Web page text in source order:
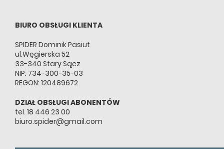
BIURO OBSŁUGI KLIENTA
SPIDER Dominik Pasiut
ul.Węgierska 52
33-340 Stary Sącz
NIP: 734-300-35-03
REGON: 120489672
DZIAŁ OBSŁUGI ABONENTÓW
tel. 18 446 23 00
biuro.spider@gmail.com